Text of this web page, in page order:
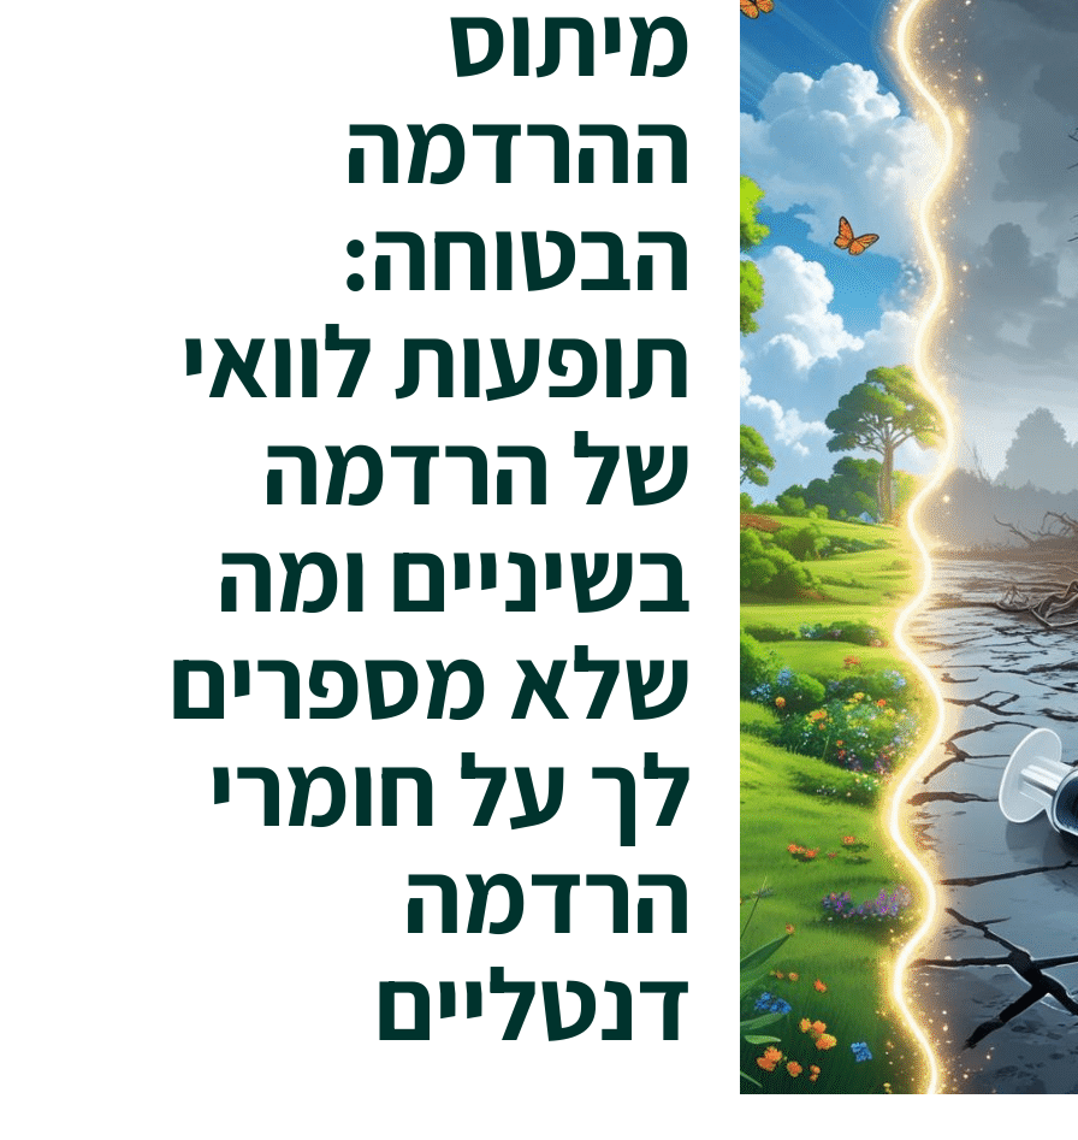
מיתוס
ההרדמה
הבטוחה:
תופעות לוואי
של הרדמה
בשיניים ומה
שלא מספרים
לך על חומרי
הרדמה
דנטליים